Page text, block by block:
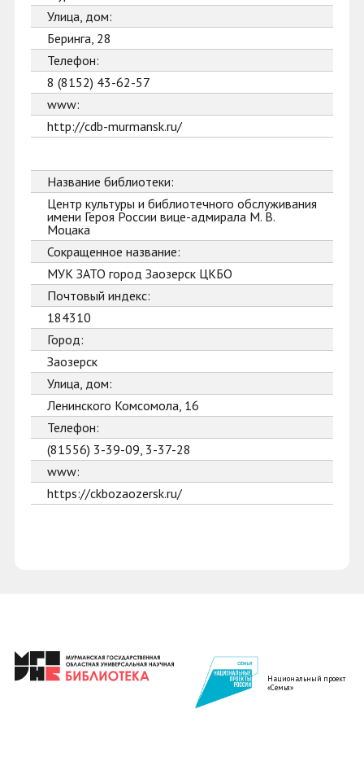
Улица, дом:
Беринга, 28
Телефон:
8 (8152) 43-62-57
www:
http://cdb-murmansk.ru/
Название библиотеки:
Центр культуры и библиотечного обслуживания
имени Героя России вице-адмирала М. В.
Моцака
Сокращенное название:
МУК ЗАТО город Заозерск ЦКБО
Почтовый индекс:
184310
Город:
Заозерск
Улица, дом:
Ленинского Комсомола, 16
Телефон:
(81556) 3-39-09, 3-37-28
www:
https://ckbozaozersk.ru/
Национальный проект
«Семья»